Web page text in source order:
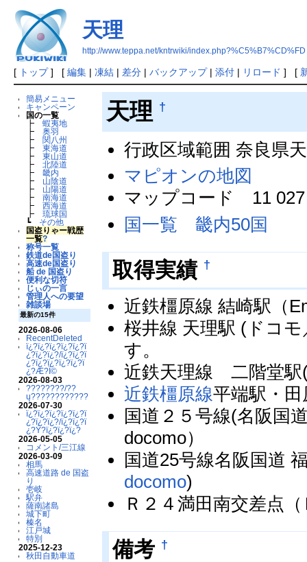
天理
http://www.teppa.net/kntrwiki/index.php?%C5%B7%CD%FD
[ トップ] [ 編集| 凍結| 差分| バックアップ| 添付| リロード ] [
簡易メニュー
キャンペーン
国の一覧
┣蝦夷地
┣奥羽
┣ 関八州
┣東海道
┣東山道
┣北陸道
┣畿内
┣ 山陰道
┣ 山陽道
┣南海道
┣西海道
┣琉球国
┗ その他
国盗りゃー戦歴
一覧?
称号一覧
鉄道de国盗り
高速de国盗り
船 de 国盗り
便利な切符
じぃの一言
管理人への要望
雑談場
最新の15件
2026-08-06
RecentDeleted
ï¿?ï¿?ï¿?ï¿?ï¿?ï
¿?ï¿?ï¿?/ï¿?ï¿?ï
¿?ï¿?ï¿?ï¿?ï¿?ï
¿?Æ?Ï©
2026-08-03
????????/??
ų????????????
2026-07-30
ï¿?ï¿?ï¿?ï¿?ï¿?ï
¿?ï¿?ï¿?/ï¿?ï¿?ï
¿?Ý?ï¿?ï¿?ï¿?
2026-05-05
コメント/三江線
2026-03-09
相馬
高速道路 de 国盗
り
壱岐
駅弁
薩南諸島
城下町
榛名
江戸城
特別
2025-12-23
秋田自動車道
天理 †
行政区域範囲 奈良県
マピオンの地図
マップコード 11 027
国一覧 畿内50国
取得実績 †
近鉄橿原線 結崎駅（
桜井線 天理駅 (ドコ
す。
近鉄天理線 二階堂駅
近鉄橿原線平端駅・
国道２５号線(名阪国
docomo）
国道25号線名阪国道
docomo)
Ｒ２４満田南交差点
備考 †